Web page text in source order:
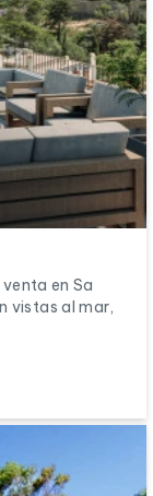
en Sa
vistas al mar,